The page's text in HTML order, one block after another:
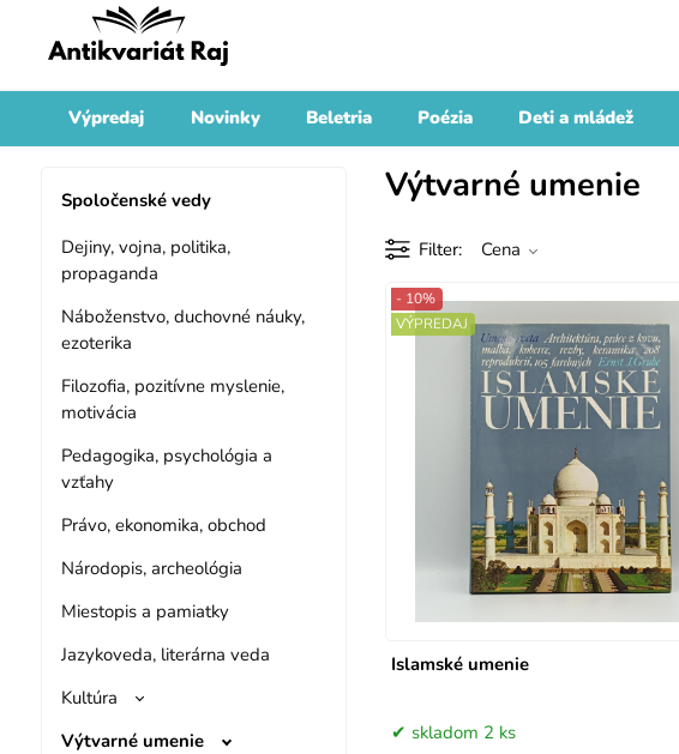
Výpredaj Novinky Beletria Poézia Deti a mládež
Spoločenské vedy
Dejiny, vojna, politika,
propaganda
Náboženstvo, duchovné náuky,
ezoterika
Filozofia, pozitívne myslenie,
motivácia
Pedagogika, psychológia a
vzťahy
Právo, ekonomika, obchod
Národopis, archeológia
Miestopis a pamiatky
Jazykoveda, literárna veda
Kultúra
Výtvarné umenie
Výtvarné umenie
Filter Cena
Islamské umenie
- 10%
VÝPREDAJ
skladom 2 ks